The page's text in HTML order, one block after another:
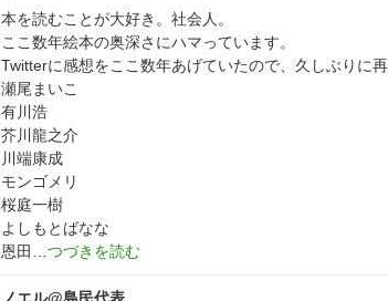
本を読むことが大好き。社会人。
ここ数年絵本の奥深さにハマっています。
Twitterに感想をここ数年あげていたので、久しぶりに再
瀬尾まいこ
有川浩
芥川龍之介
川端康成
モンゴメリ
桜庭一樹
よしもとばなな
恩田